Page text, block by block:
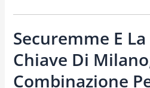
Securemme E
Chiave Di
Combinazione